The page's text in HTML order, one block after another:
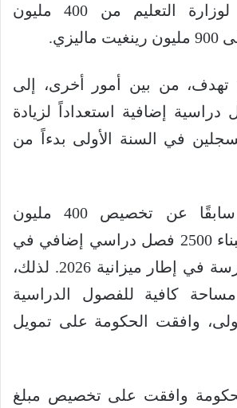
الأعمال التابعة لوزارة التعليم من 400 مليون
تهدف، من بين أمور أخرى، إلى
دراسية إضافية استعداداً لزيادة
في السنة الأولى بدءاً من
“…لقد أعلنت سابقًا عن تخصيص 400 مليون
رينغيت ماليزي لبناء 2500 فصل دراسي إضافي في
أكثر من 800 مدرسة في إطار ميزانية 2026. لذلك،
كافية للفصول الدراسية
وافقت الحكومة على تمويل
وافقت على تخصيص مبلغ